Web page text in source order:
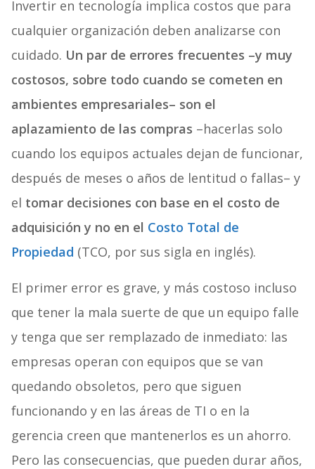
Invertir en tecnología implica costos que para
cualquier organización deben analizarse con
cuidado. Un par de errores frecuentes –y muy
costosos, sobre todo cuando se cometen en
ambientes empresariales– son el
aplazamiento de las compras –hacerlas solo
cuando los equipos actuales dejan de funcionar,
después de meses o años de lentitud o fallas– y
el tomar decisiones con base en el costo de
adquisición y no en el Costo Total de
Propiedad (TCO, por sus sigla en inglés).
El primer error es grave, y más costoso incluso
que tener la mala suerte de que un equipo falle
y tenga que ser remplazado de inmediato: las
empresas operan con equipos que se van
quedando obsoletos, pero que siguen
funcionando y en las áreas de TI o en la
gerencia creen que mantenerlos es un ahorro.
Pero las consecuencias, que pueden durar años,